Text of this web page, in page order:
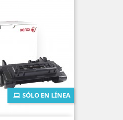
SÓLO EN LÍNEA